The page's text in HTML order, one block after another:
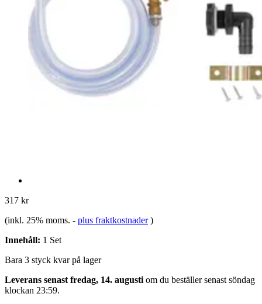
317 kr
(inkl. 25% moms. - plus fraktkostnader )
Innehåll: 1 Set
Bara 3 styck kvar på lager
Leverans senast fredag, 14. augusti om du beställer senast söndag
klockan 23:59.